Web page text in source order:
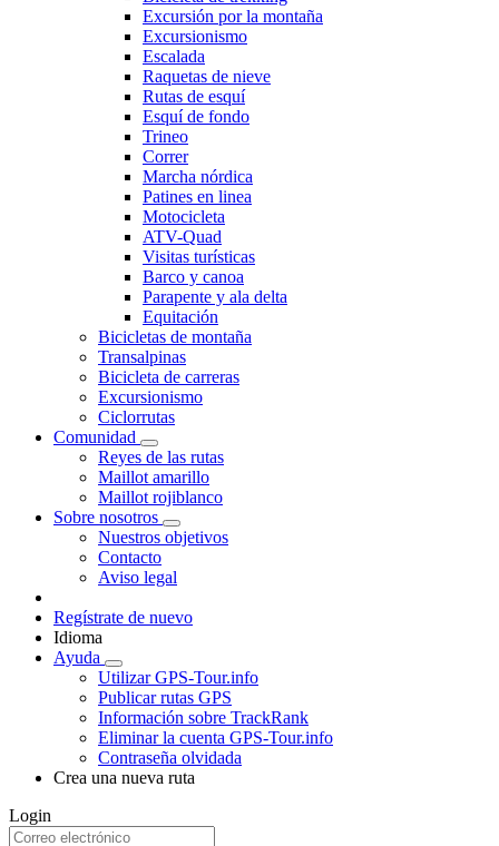
Excursión por la montaña
Excursionismo
Escalada
Raquetas de nieve
Rutas de esquí
Esquí de fondo
Trineo
Correr
Marcha nórdica
Patines en linea
Motocicleta
ATV-Quad
Visitas turísticas
Barco y canoa
Parapente y ala delta
Equitación
Bicicletas de montaña
Transalpinas
Bicicleta de carreras
Excursionismo
Ciclorrutas
Comunidad
Reyes de las rutas
Maillot amarillo
Maillot rojiblanco
Sobre nosotros
Nuestros objetivos
Contacto
Aviso legal
Regístrate de nuevo
Idioma
Ayuda
Utilizar GPS-Tour.info
Publicar rutas GPS
Información sobre TrackRank
Eliminar la cuenta GPS-Tour.info
Contraseña olvidada
Crea una nueva ruta
Login